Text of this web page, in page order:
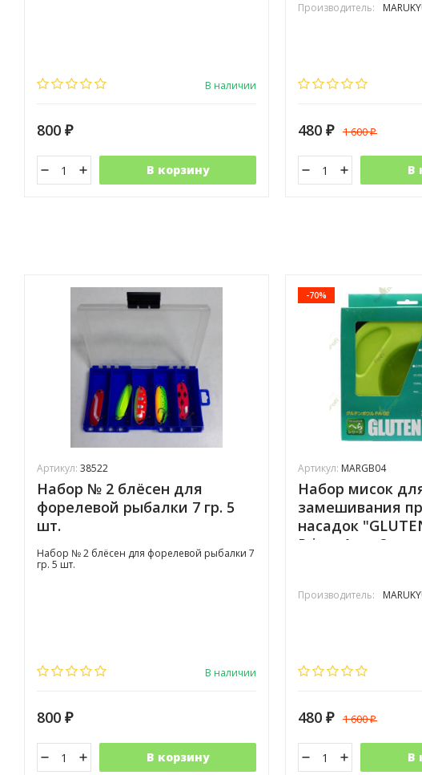
В наличии
800 ₽
В корзину
Производитель:
480 ₽ 1 600₽
В
Артикул: 38522
Набор № 2 блёсен для
форелевой рыбалки 7 гр. 5
шт.
Набор № 2 блёсен для форелевой рыбалки 7
гр. 5 шт.
В наличии
800 ₽
В корзину
-70%
Артикул: MARGB04
Набор мисок
замешивания
насадок
Prime Area 3 шт.
Производитель:
480 ₽ 1 600₽
В